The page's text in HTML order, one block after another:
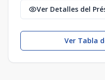
Ver Detalles del
Ver Tabla